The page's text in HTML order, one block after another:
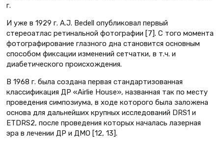
г.
И уже в 1929 г. A.J. Bedell опубликовал первый
стереоатлас ретинальной фотографии [7]. С того момента
фотографирование глазного дна становится основным
способом фиксации изменений сетчатки, в т.ч. и
диабетического происхождения.
В 1968 г. была создана первая стандартизованная
классификация ДР «Airlie House», названная так по месту
проведения симпозиума, в ходе которого была заложена
основа для дальнейших крупных исследований DRS1 и
ETDRS2, после проведения которых началась лазерная
эра в лечении ДР и ДМО [12, 13].